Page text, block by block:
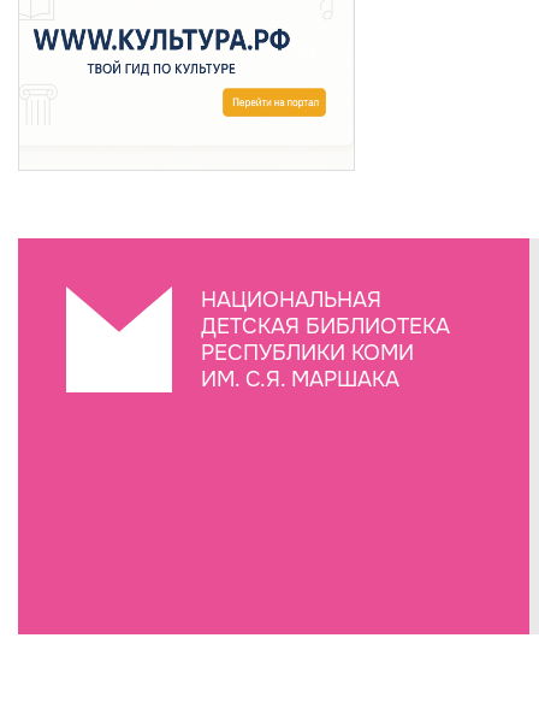
НАЦИОНАЛЬНАЯ
ДЕТСКАЯ БИБЛИОТЕКА
РЕСПУБЛИКИ КОМИ
ИМ. С.Я. МАРШАКА